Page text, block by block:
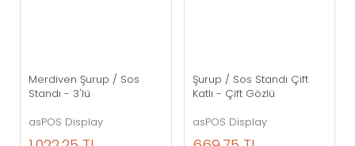
Merdiven Şurup / Sos
Standı - 3'lü
asPOS Display
Şurup / Sos Standı Çift
Katlı - Çift Gözlü
asPOS Display